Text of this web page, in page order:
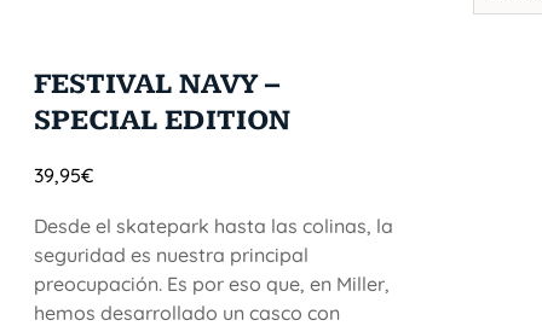
FESTIVAL NAVY –
SPECIAL EDITION
39,95€
Desde el skatepark hasta las colinas, la
seguridad es nuestra principal
preocupación. Es por eso que, en Miller,
hemos desarrollado un casco con